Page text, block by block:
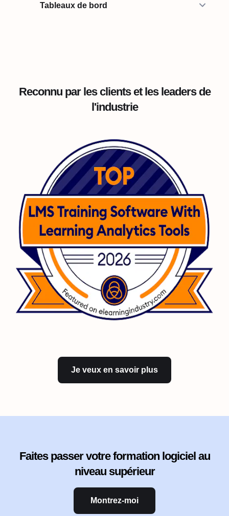
Tableaux de bord
Reconnu par les clients et les leaders de
l'industrie
Je veux en savoir plus
Faites passer votre formation logiciel au
niveau supérieur
Montrez-moi